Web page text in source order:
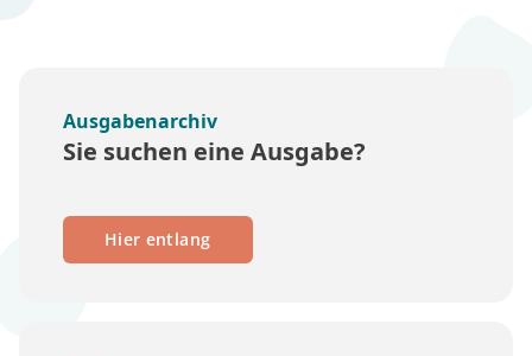
Ausgabenarchiv
Sie suchen eine Ausgabe?
Hier entlang